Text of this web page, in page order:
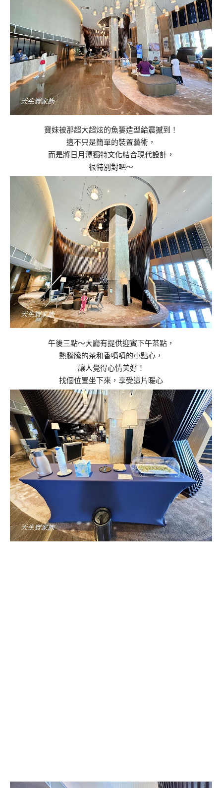
寶妹被那超大超炫的魚簍造型給震撼到！
這不只是簡單的裝置藝術，
而是將日月潭獨特文化結合現代設計，
很特別對吧～
午後三點～大廳有提供迎賓下午茶點，
熱騰騰的茶和香噴噴的小點心，
讓人覺得心情美好！
找個位置坐下來，享受這片暖心